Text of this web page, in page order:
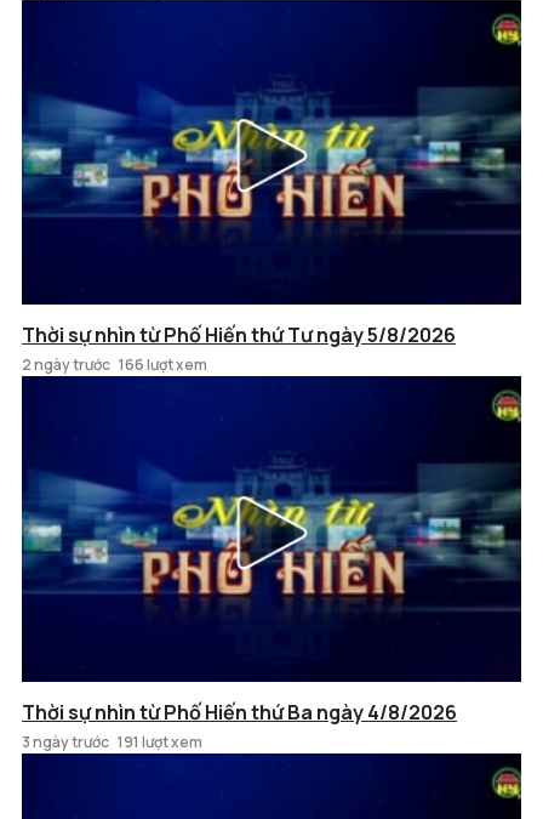
Thời sự nhìn từ Phố Hiến thứ Tư ngày 5/8/2026
2 ngày trước 166 lượt xem
Thời sự nhìn từ Phố Hiến thứ Ba ngày 4/8/2026
3 ngày trước 191 lượt xem